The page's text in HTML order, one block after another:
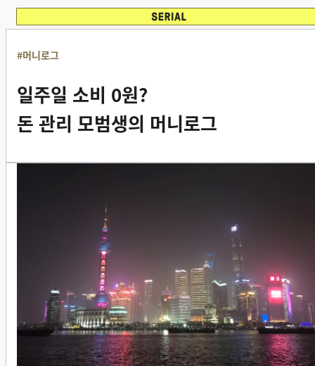
#머니로그
일주일 소비 0원?
돈 관리 모범생의 머니로그